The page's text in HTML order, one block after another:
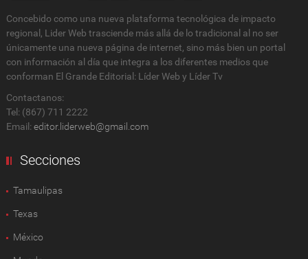
Concebido como una nueva plataforma tecnológica de impacto
regional, Lider Web trasciende más allá de lo tradicional al no ser
únicamente una nueva página de internet, sino más bien un portal
con información al día que integra a los diferentes medios que
conforman El Grande Editorial: Líder Web y Líder Tv
Contactanos:
Tel: (867) 711 2222
Email: editor.liderweb@gmail.com
Secciones
Tamaulipas
Texas
México